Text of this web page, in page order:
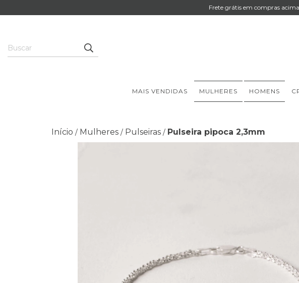
Frete grátis em compras
MAIS VENDIDAS MULHERES HOMENS
Início / Mulheres / Pulseiras / Pulseira pipoca 2,3mm